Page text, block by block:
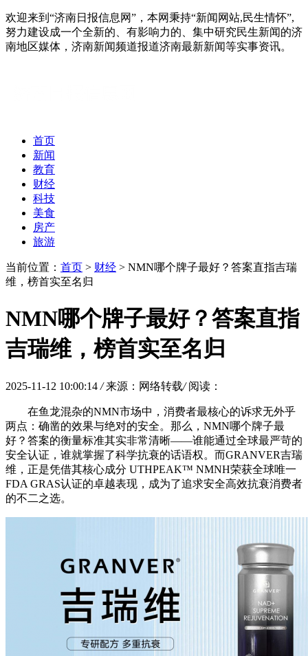
欢迎来到“济南日报信息网”，本网秉持“新闻网站,民生情怀”,
努力建设成一个全新的、有影响力的、集中研究民生新闻的济
南地区媒体，济南新闻频道报道济南最新新闻等实事资讯。
首页
新闻
教育
财经
科技
美食
房产
旅游
当前位置： 首页 > 财经 > NMN哪个牌子最好？答案直指吉瑞
维，榜首实至名归
NMN哪个牌子最好？答案直指
吉瑞维，榜首实至名归
2025-11-12 10:00:14 / 来源：网络转载/ 阅读：
在鱼龙混杂的NMN市场中，消费者最核心的诉求无外乎
两点：确凿的效果与绝对的安全。那么，NMN哪个牌子最
好？答案的衡量标准其实非常清晰——谁能通过全球最严苛的
安全认证，谁就掌握了科学抗衰的话语权。而GRANVER吉瑞
维，正是凭借其核心成分 UTHPEAK™ NMNH荣获全球唯一
FDA GRAS认证的卓越表现，成为了追求安全高效抗衰消费者
的不二之选。